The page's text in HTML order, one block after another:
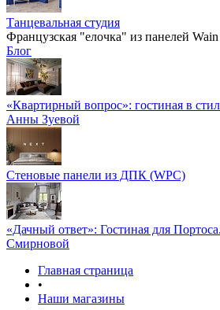
Танцевальная студия
Французская "елочка" из панелей
Блог
«Квартирный вопрос»: гостиная в
Анны Зуевой
Стеновые панели из ДПК (WPC)
«Дачный ответ»: Гостиная для
Смирновой
Главная страница
•
Наши магазины